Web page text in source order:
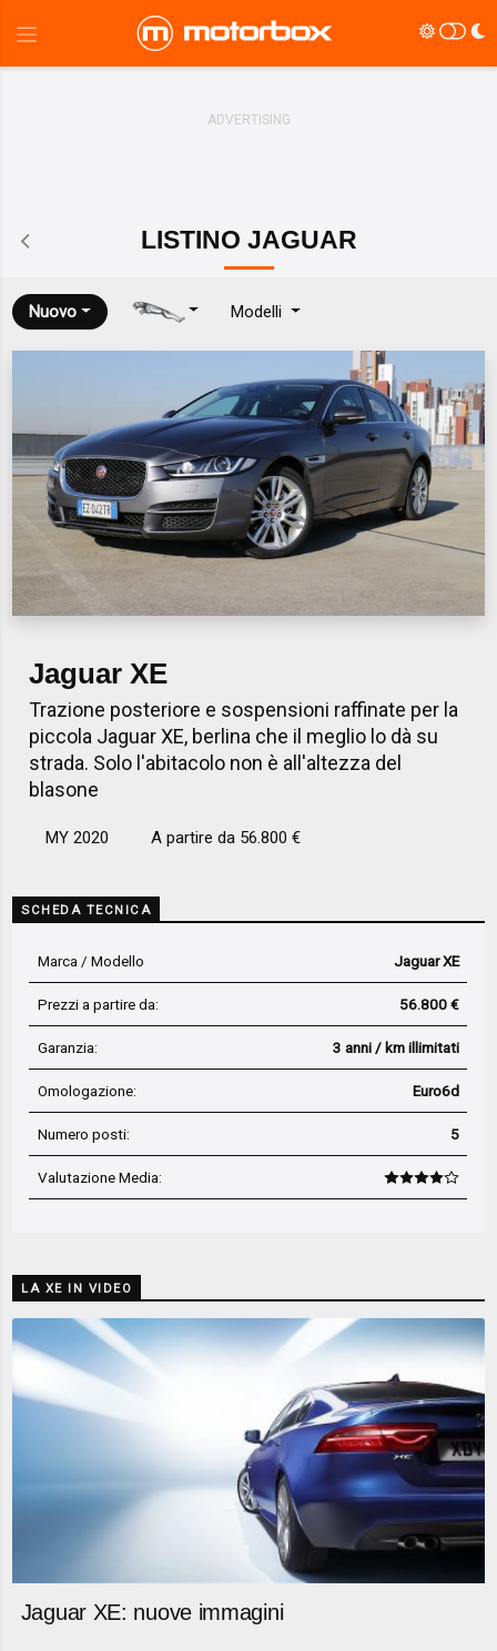
LISTINO JAGUAR
Nuovo Modelli
Jaguar XE
Trazione posteriore e sospensioni raffinate per la
piccola Jaguar XE, berlina che il meglio lo dà su
strada. Solo l'abitacolo non è all'altezza del
blasone
MY 2020 A partire da 56.800 €
SCHEDA TECNICA
Marca / Modello Jaguar XE
Prezzi a partire da: 56.800 €
Garanzia: 3 anni / km illimitati
Omologazione: Euro6d
Numero posti: 5
Valutazione Media:
LA XE IN VIDEO
Jaguar XE: nuove immagini